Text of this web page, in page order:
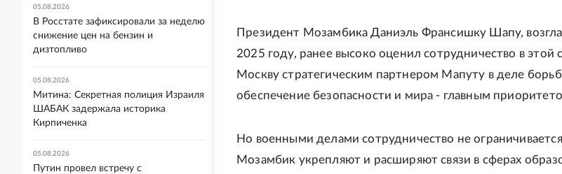
Президент Мозамбика Даниэль Франсишку Шапу,
2025 году, ранее высоко оценил сотрудничество в этой
Москву стратегическим партнером Мапуту в деле
обеспечение безопасности и мира - главным
Но военными делами сотрудничество не
Мозамбик укрепляют и расширяют связи в сферах
05.08.2026
В Росстате зафиксировали за неделю
снижение цен на бензин и
дизтопливо
05.08.2026
Митина: Секретная полиция Израиля
ШАБАК задержала историка
Кирпиченка
05.08.2026
Путин провел встречу с